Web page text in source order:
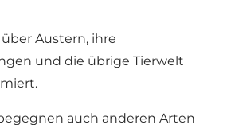
Austern, ihre
und die übrige Tierwelt
auch anderen Arten